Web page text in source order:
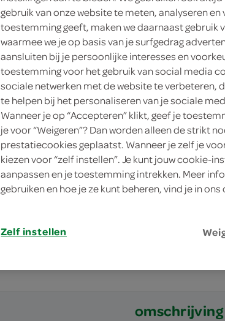
400 Gram
Dit product is niet
Let op:
verwerkt in de
overgoten met een
Extra genieten dus.
bron van vezels
omschrijving
gebruik van onze website te meten, analyseren en
toestemming geeft, maken we daarnaast gebruik
waarmee we je op basis van je surfgedrag
aansluiten bij je persoonlijke interesses en
toestemming voor het gebruik van social media
sociale netwerken met de website te verbeteren,
te helpen bij het personaliseren van je sociale
Wanneer je op “Accepteren” klikt, geef je
je voor “Weigeren”? Dan worden alleen de strikt
prestatiecookies geplaatst. Wanneer je zelf je
kiezen voor “zelf instellen”. Je kunt jouw cookie-
aanpassen en je toestemming intrekken. Meer
gebruiken en hoe je ze kunt beheren, vind je in
Zelf instellen